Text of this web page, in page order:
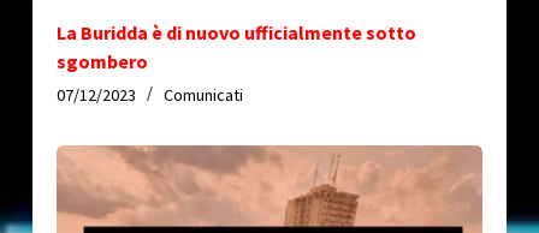
La Buridda è di nuovo ufficialmente sotto
sgombero
07/12/2023 Comunicati